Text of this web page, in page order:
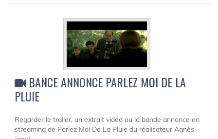
BANCE ANNONCE PARLEZ MOI DE LA
PLUIE
Regarder le trailer, un extrait vidéo ou la bande annonce en
streaming de Parlez Moi De La Pluie du réalisateur Agnès